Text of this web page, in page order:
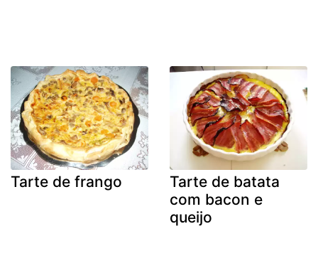
Tarte de frango
Tarte de batata
com bacon e
queijo